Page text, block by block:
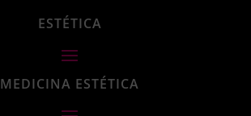
ESTÉTICA
MEDICINA ESTÉTICA